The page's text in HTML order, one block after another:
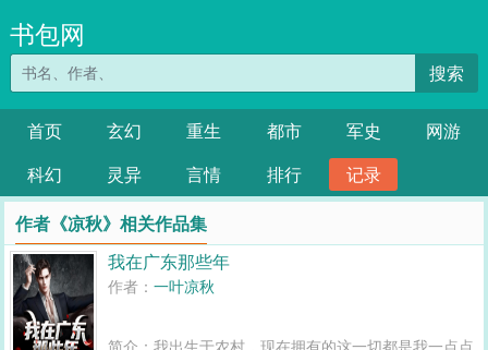
书包网
搜索
首页 玄幻 重生 都市 军史
网游
科幻
灵异 言情 排行 记录
作者《凉秋》相关作品集
我在广东那些年
作者：一叶凉秋
简介：我出生于农村，现在拥有的这一切都是我一点点